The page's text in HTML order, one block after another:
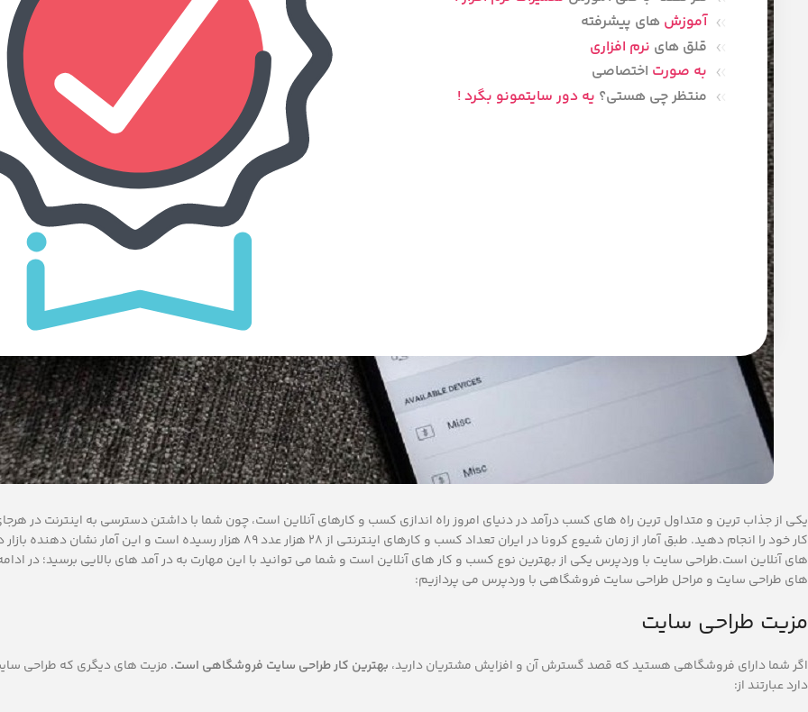
آموزش های پیشرفته
قلق های نرم افزاری
به صورت اختصاصی
منتظر چی هستی؟ یه دور سایتمونو بگرد !
یکی از جذاب ترین و متداول ترین راه های کسب درآمد در دنیای امروز راه اندازی کسب و کارهای آنلاین است، چون شما با داشتن دسترسی به اینترنت در
کار خود را انجام دهید. طبق آمار از زمان شیوع کرونا در ایران تعداد کسب و کارهای اینترنتی از 28 هزار عدد 89 هزار رسیده است
های آنلاین است.طراحی سایت با وردپرس یکی از بهترین نوع کسب و کار های آنلاین است و شما می توانید با این مهارت به در آمد های بالایی برسید؛ در
های طراحی سایت و مراحل طراحی سایت فروشگاهی با وردپرس می پردازیم:
مزیت طراحی سایت
اگر شما دارای فروشگاهی هستید که قصد گسترش آن و افزایش مشتریان دارید، بهترین کار طراحی سایت فروشگاهی است. مزیت های دیگری که طراحی
دارد عبارتند از: